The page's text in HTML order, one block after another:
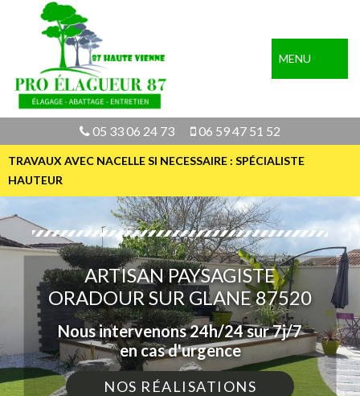
MENU
05 33 06 24 73 06 59 47 51 52
TRAVAUX AVEC NACELLE SI NECESSAIRE : SPÉCIALISTE
HAUTEUR
ARTISAN PAYSAGISTE
ORADOUR SUR GLANE 87520
Nous intervenons 24h/24 sur 7j/7
en cas d'urgence
NOS RÉALISATIONS